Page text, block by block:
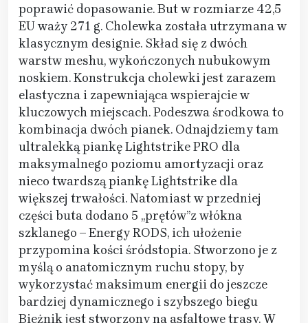
poprawić dopasowanie. But w rozmiarze 42,5
EU waży 271 g. Cholewka została utrzymana w
klasycznym designie. Skład się z dwóch
warstw meshu, wykończonych nubukowym
noskiem. Konstrukcja cholewki jest zarazem
elastyczna i zapewniająca wspierajcie w
kluczowych miejscach. Podeszwa środkowa to
kombinacja dwóch pianek. Odnajdziemy tam
ultralekką piankę Lightstrike PRO dla
maksymalnego poziomu amortyzacji oraz
nieco twardszą piankę Lightstrike dla
większej trwałości. Natomiast w przedniej
części buta dodano 5 ,,prętów”z włókna
szklanego – Energy RODS, ich ułożenie
przypomina kości śródstopia. Stworzono je z
myślą o anatomicznym ruchu stopy, by
wykorzystać maksimum energii do jeszcze
bardziej dynamicznego i szybszego biegu
Bieżnik jest stworzony na asfaltowe trasy. W